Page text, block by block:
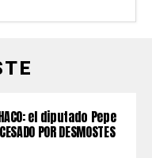
el diputado Pepe
POR DESMOSTES